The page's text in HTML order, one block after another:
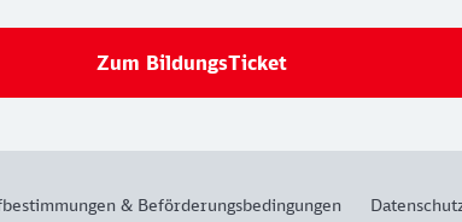
Zum BildungsTicket
& Beförderungsbedingungen